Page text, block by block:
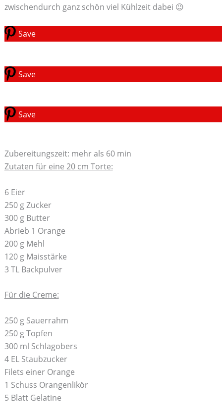
zwischendurch ganz schön viel Kühlzeit dabei 😉
Save
Save
Save
Zubereitungszeit: mehr als 60 min
Zutaten für eine 20 cm Torte:
6 Eier
250 g Zucker
300 g Butter
Abrieb 1 Orange
200 g Mehl
120 g Maisstärke
3 TL Backpulver
Für die Creme:
250 g Sauerrahm
250 g Topfen
300 ml Schlagobers
4 EL Staubzucker
Filets einer Orange
1 Schuss Orangenlikör
5 Blatt Gelatine